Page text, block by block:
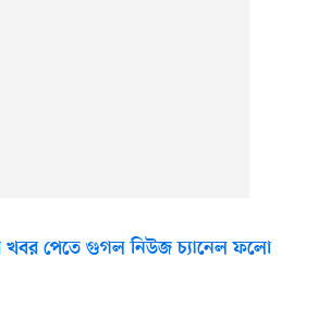
পেতে গুগল নিউজ চ্যানেল ফলো